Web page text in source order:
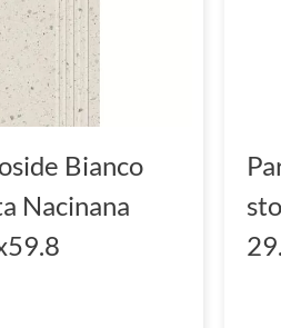
Bianco
Nacinana